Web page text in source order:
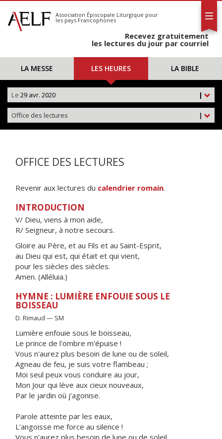
S'abonner
Calendrier
Association Épiscopale Liturgique pour
les pays Francophones
Recevez gratuitement
les lectures du jour par courriel
LA MESSE LES HEURES LA BIBLE
|
Le 29 avr. 2020
|
Office des lectures
OFFICE DES LECTURES
Revenir aux lectures du calendrier romain.
INTRODUCTION
V/ Dieu, viens à mon aide,
R/ Seigneur, à notre secours.
Gloire au Père, et au Fils et au Saint-Esprit,
au Dieu qui est, qui était et qui vient,
pour les siècles des siècles.
Amen. (Alléluia.)
HYMNE : LUMIÈRE ENFOUIE SOUS LE
BOISSEAU
D. Rimaud — SM
Lumière enfouie sous le boisseau,
Le prince de l'ombre m'épuise !
Vous n'aurez plus besoin de lune ou de soleil,
Agneau de feu, je suis votre flambeau ;
Moi seul peux vous conduire au jour,
Mon Jour qui lève aux cieux nouveaux,
Par le jardin où j'agonise.
Parole atteinte par les eaux,
L'angoisse me force au silence !
Vous n'aurez plus besoin de lune ou de soleil,